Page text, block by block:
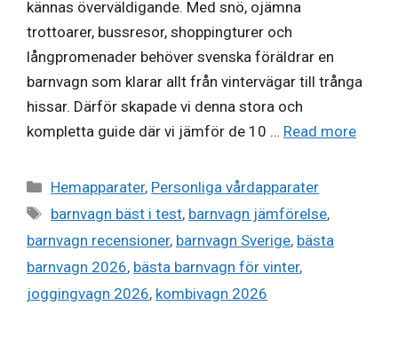
kännas överväldigande. Med snö, ojämna
trottoarer, bussresor, shoppingturer och
långpromenader behöver svenska föräldrar en
barnvagn som klarar allt från vintervägar till trånga
hissar. Därför skapade vi denna stora och
kompletta guide där vi jämför de 10 … Read more
Categories
Hemapparater, Personliga vårdapparater
Tags
barnvagn bäst i test, barnvagn jämförelse,
barnvagn recensioner, barnvagn Sverige, bästa
barnvagn 2026, bästa barnvagn för vinter,
joggingvagn 2026, kombivagn 2026